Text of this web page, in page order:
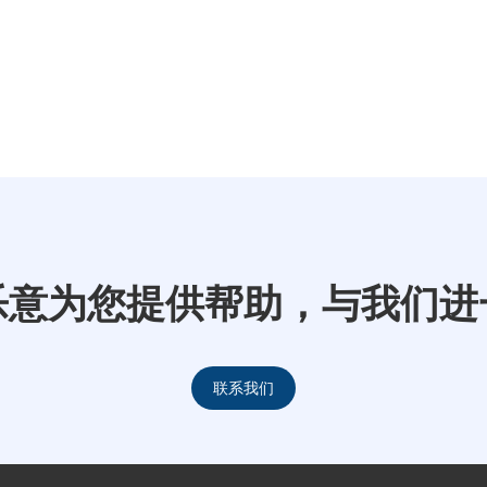
为您提供帮助，与我们
联系我们